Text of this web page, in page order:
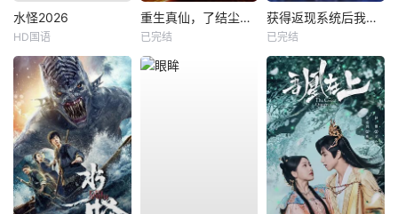
水怪2026
HD国语
重生真仙，了结尘间恩怨
已完结
获得返现系统后我成了万人迷
已完结